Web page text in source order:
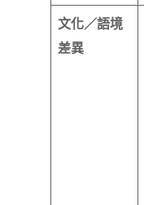
文化／語境
差異